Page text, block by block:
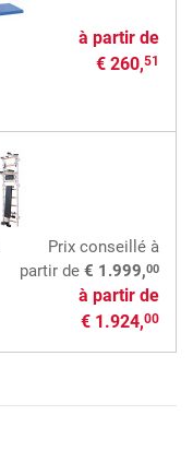
à partir de
€ 260,51
Prix conseilléà
partir de € 1.999,00
à partir de
€ 1.924,00